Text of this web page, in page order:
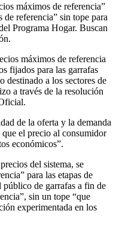
máximos de referencia”
referencia” sin tope para
Programa Hogar. Buscan
máximos de referencia
fijados para las garrafas
destinado a los sectores de
a través de la resolución
de la oferta y la demanda
el precio al consumidor
económicos”.
del sistema, se
para las etapas de
de garrafas a fin de
sin un tope “que
experimentada en los